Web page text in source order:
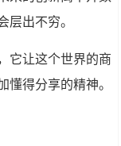
层出不穷。
它让这个世界的商
懂得分享的精神。